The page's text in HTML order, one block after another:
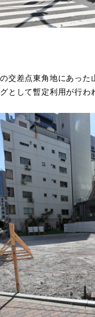
交差点東角地にあっ
として暫定利用が行わ